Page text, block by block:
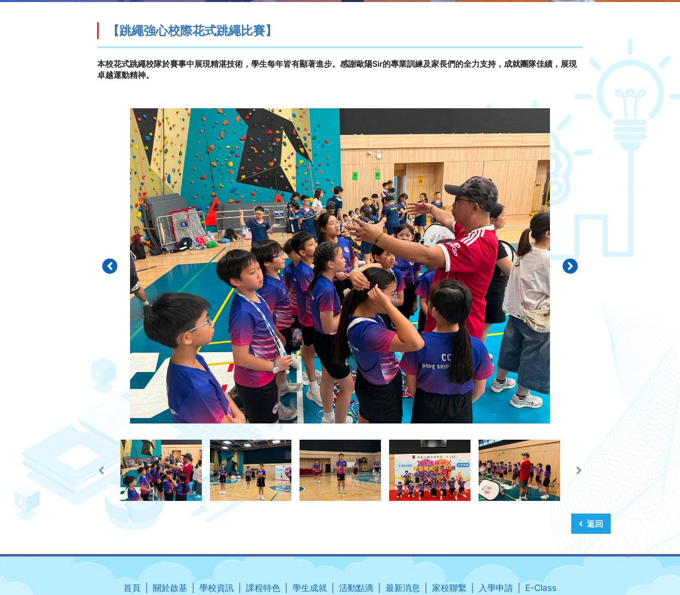
【跳繩強心校際花式跳繩比賽】
本校花式跳繩校隊於賽事中展現精湛技術，學生每年皆有顯著進步。感謝歐陽Sir的專業訓練及家長們的全力支持，成就團隊佳績，展現
卓越運動精神。
返回
首頁 關於啟基 學校資訊 課程特色 學生成就 活動點滴 最新消息 家校聯繫 入學申請 E-Class